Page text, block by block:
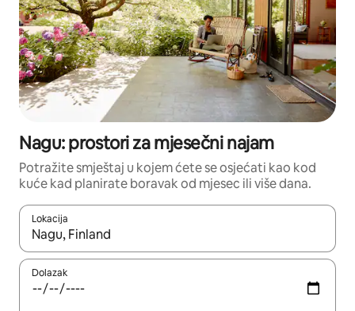
Nagu: prostori za mjesečni najam
Potražite smještaj u kojem ćete se osjećati kao kod
kuće kad planirate boravak od mjesec ili više dana.
Lokacija
Kada budu dostupni rezultati, moći ćete ih pregledati
Dolazak